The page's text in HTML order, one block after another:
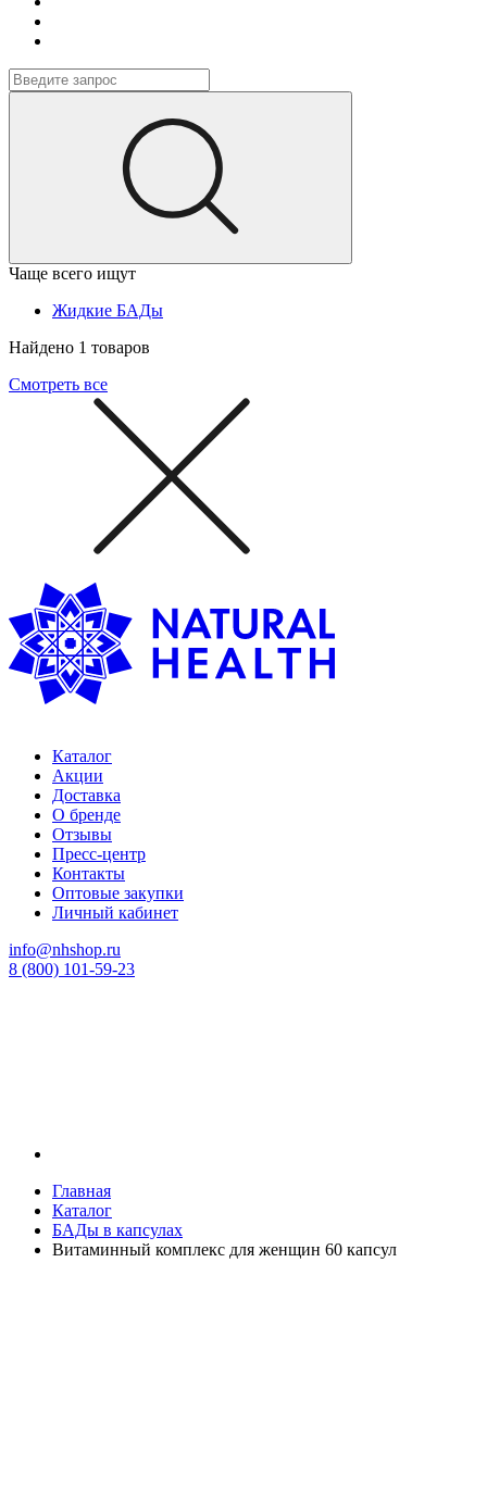
Чаще всего ищут
Жидкие БАДы
Найдено 1 товаров
Смотреть все
Каталог
Акции
Доставка
О бренде
Отзывы
Пресс-центр
Контакты
Оптовые закупки
Личный кабинет
info@nhshop.ru
8 (800) 101-59-23
Главная
Каталог
БАДы в капсулах
Витаминный комплекс для женщин 60 капсул